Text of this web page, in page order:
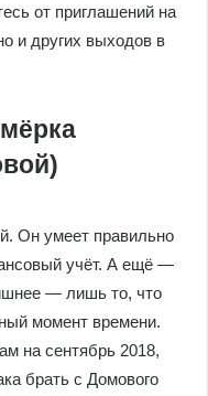
от приглашений на
и других выходов в
Он умеет правильно
учёт. А ещё —
— лишь то, что
момент времени.
на сентябрь 2018,
брать с Домового